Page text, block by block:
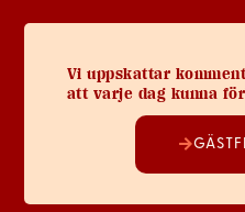
Vi uppskattar
att varje dag kunna